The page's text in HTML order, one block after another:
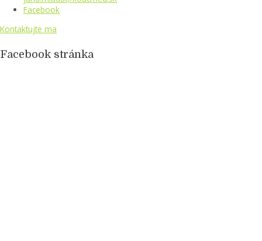
Facebook
Kontaktujte ma
Facebook stránka